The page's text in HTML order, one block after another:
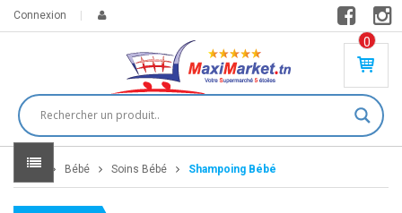
Connexion
0
PR
DU
IT(
S)
Home Bébé Soins Bébé Shampoing Bébé